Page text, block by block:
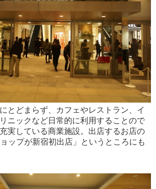
とどまらず、カフェやレストラン、イ
ニックなど日常的に利用することので
実している商業施設。出店するお店の
ップが新宿初出店」というところにも